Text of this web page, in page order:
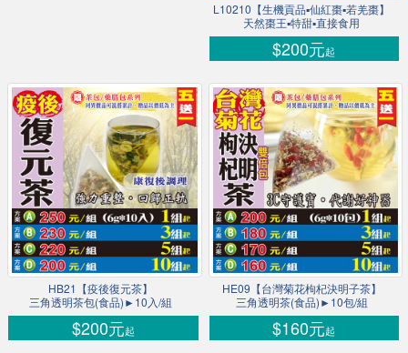
L10210【生機貢品▪仙紅棗▪若羌棗】
天然棗王▪特甜▪直接食用
$200元起
HB21【疫後復元茶】
三角透明茶包(食品)►10入/組
$200元起
HE09【台灣菊花枸杞決明子茶】
三角透明茶(食品)►10包/組
$160元起